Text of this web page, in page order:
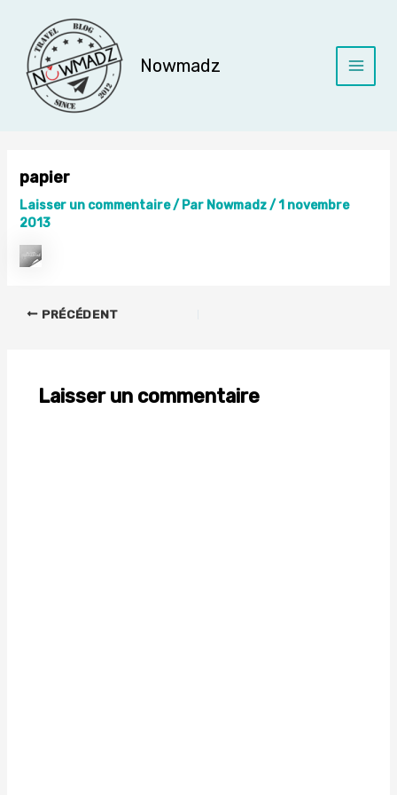
contenu
Nowmadz
Main
papier
Laisser un commentaire / Par Nowmadz/1 novembre
2013
PRÉCÉDENT
Laisser un commentaire